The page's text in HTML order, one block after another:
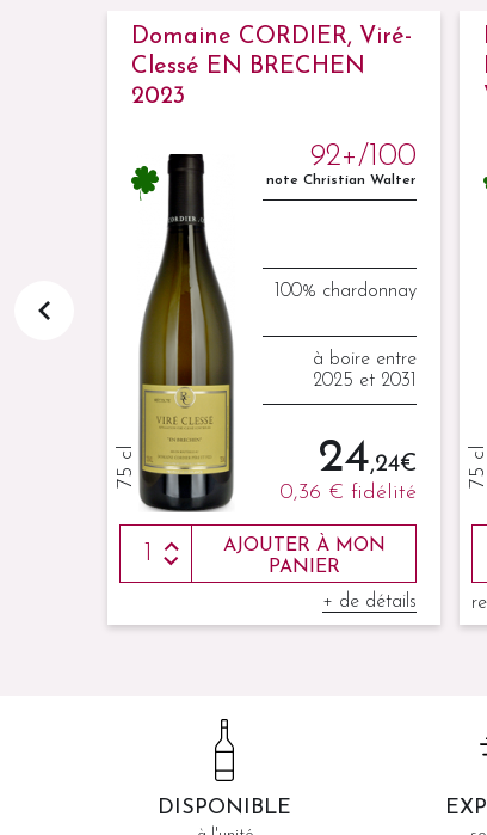
Domaine CORDIER, Viré-
Clessé EN BRECHEN
2023
75 cl
92+/100
note Christian Walter
100% chardonnay
à boire entre
2025 et 2031
24,24 €
0,36 € fidélité
AJOUTER À MON
PANIER
+ de détails
75 cl
DISPONIBLE